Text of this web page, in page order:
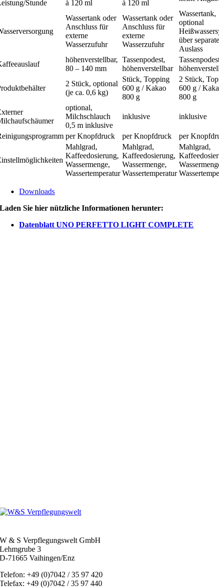
Stunde
à 120 ml
à 120 ml
Wassertank oder
Anschluss für
externe
Wasserzufuhr
Wassertank oder
Anschluss für
externe
Wasserzufuhr
Wassertank,
optional
über
Auslass
höhenverstellbar,
80 – 140 mm
Tassenpodest,
höhenverstellbar
2 Stück, optional
(je ca. 0,6 kg)
Stück, Topping
600 g / Kakao
800 g
2 Stück,
600 g /
800 g
optional,
Milchschlauch
0,5 m inklusive
inklusive inklusive
per Knopfdruck per Knopfdruck per
Mahlgrad,
Kaffeedosierung,
Wassermenge,
Wassertemperatur
Mahlgrad,
Kaffeedosierung,
Wassermenge,
Wassertemperatur
Mahlgrad,
Downloads
Laden Sie hier nützliche Informationen herunter:
Datenblatt UNO PERFETTO LIGHT COMPLETE
W & S Verpflegungswelt GmbH
Lehmgrube 3
D-71665 Vaihingen/Enz
Telefon: +49 (0)7042 / 35 97 420
Telefax: +49 (0)7042 / 35 97 440